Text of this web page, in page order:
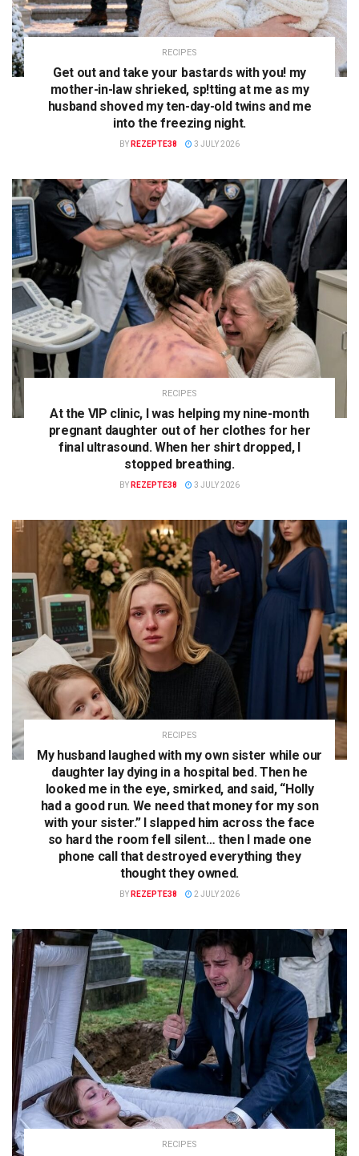
RECIPES
Get out and take your bastards with you! my
mother-in-law shrieked, sp!tting at me as my
husband shoved my ten-day-old twins and me
into the freezing night.
BY REZEPTE38 3 JULY 2026
RECIPES
At the VIP clinic, I was helping my nine-month
pregnant daughter out of her clothes for her
final ultrasound. When her shirt dropped, I
stopped breathing.
BY REZEPTE38 3 JULY 2026
RECIPES
My husband laughed with my own sister while our
daughter lay dying in a hospital bed. Then he
looked me in the eye, smirked, and said, “Holly
had a good run. We need that money for my son
with your sister.” I slapped him across the face
so hard the room fell silent… then I made one
phone call that destroyed everything they
thought they owned.
BY REZEPTE38 2 JULY 2026
RECIPES